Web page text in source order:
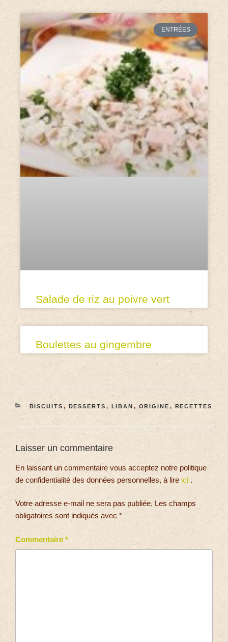
ENTRÉES
Salade de riz au poivre vert
Boulettes au gingembre
BISCUITS , DESSERTS , LIBAN , ORIGINE , RECETTES
Laisser un commentaire
En laissant un commentaire vous acceptez notre politique
de confidentialité des données personnelles, à lire ici .
Votre adresse e-mail ne sera pas publiée. Les champs
obligatoires sont indiqués avec *
Commentaire *